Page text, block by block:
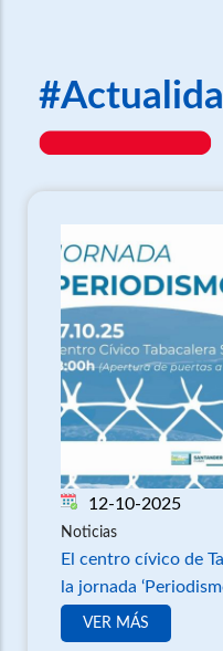
12-10-2025
Noticias
El centro cívico de
la jornada
VER MÁS